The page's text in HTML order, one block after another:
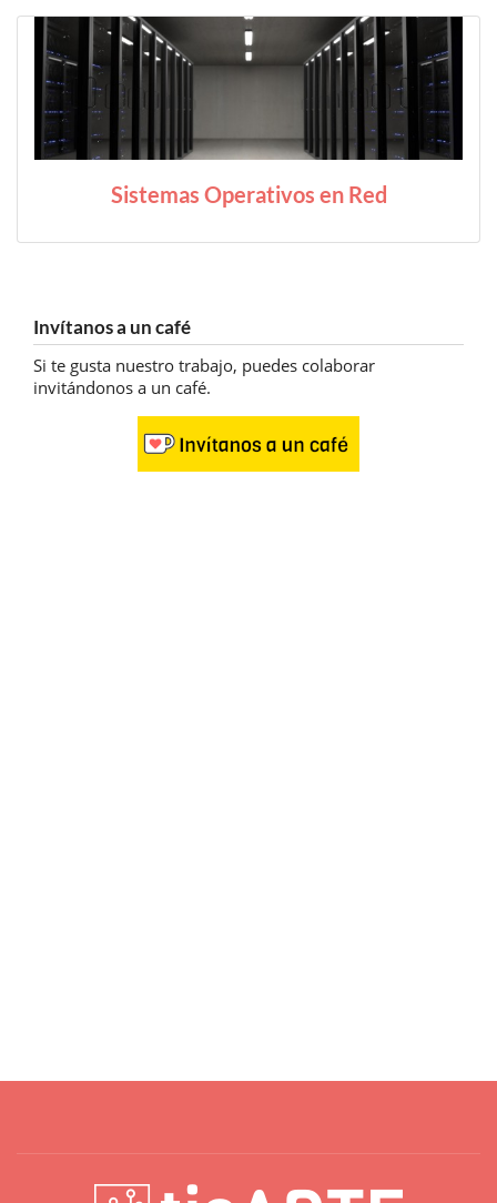
Sistemas Operativos en Red
Invítanos a un café
Si te gusta nuestro trabajo, puedes colaborar
invitándonos a un café.